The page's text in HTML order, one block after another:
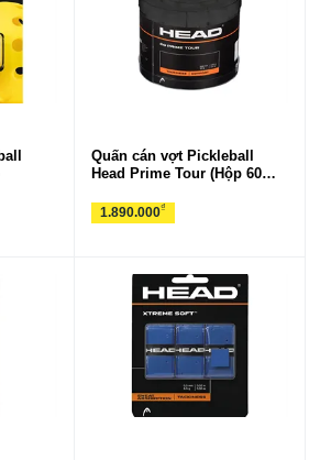
Quấn cán vợt Pickleball
Head Prime Tour (Hộp 60
1.890.000₫